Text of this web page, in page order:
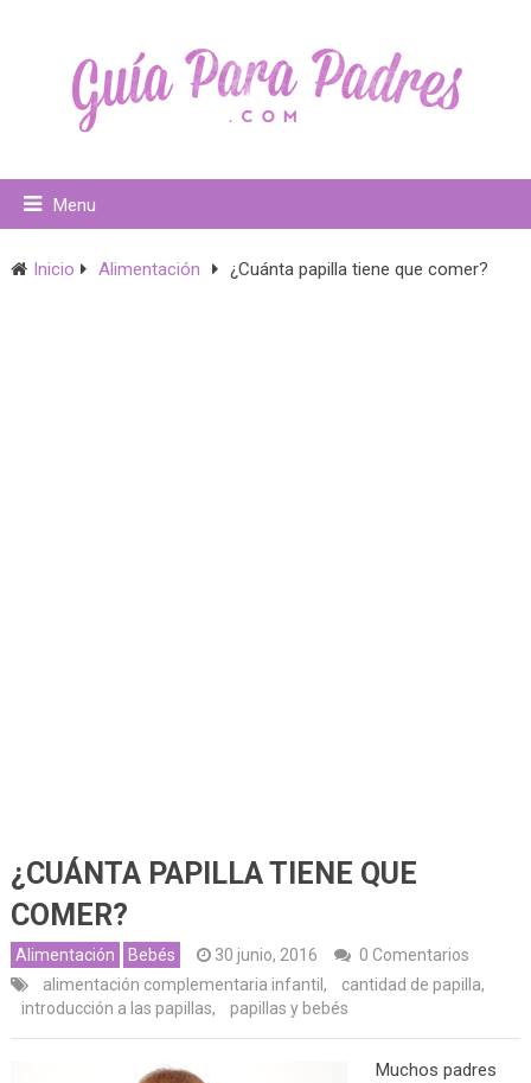
Menu
Inicio Alimentación ¿Cuánta papilla tiene que comer?
¿CUÁNTA PAPILLA TIENE QUE
COMER?
Alimentación Bebés 30 junio, 2016
0 Comentarios
alimentación complementaria infantil , cantidad de papilla,
introducción a las papillas, papillas y bebés
Muchos padres